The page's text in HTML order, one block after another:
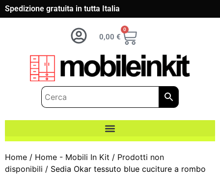
Spedizione gratuita in tutta Italia
0,00 €
0
Home / Home - Mobili In Kit / Prodotti non
disponibili / Sedia Okar tessuto blue cuciture a rombo